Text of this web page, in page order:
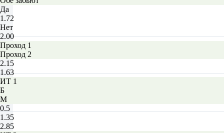
Да
1.72
Нет
2.00
Проход 1
Проход 2
2.15
1.63
ИТ 1
Б
М
0.5
1.35
2.85